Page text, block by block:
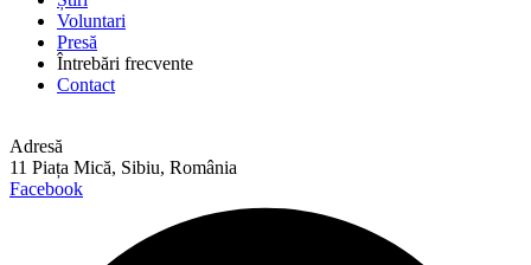
Voluntari
Presă
Întrebări frecvente
Contact
Adresă
11 Piața Mică, Sibiu, România
Facebook